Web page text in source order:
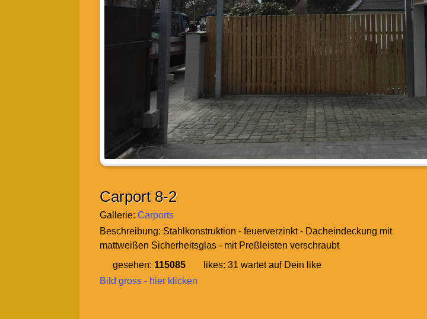
Carport 8-2
Gallerie:Carports
Beschreibung: Stahlkonstruktion - feuerverzinkt - Dacheindeckung mit
mattweißen Sicherheitsglas - mit Preßleisten verschraubt
gesehen: 115085 likes:31 wartet auf Dein like
Bild gross - hier klicken